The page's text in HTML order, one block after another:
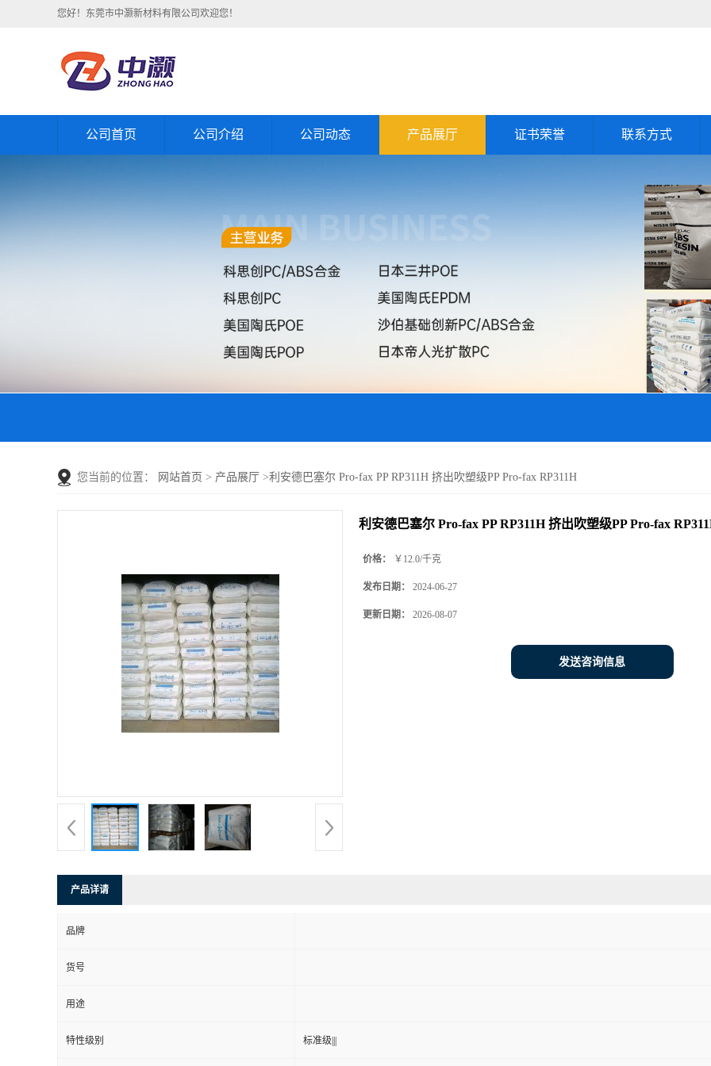
您好！东莞市中灏新材料有限公司欢迎您！
公司首页 公司介绍 公司动态 产品展厅 证书荣誉 联系方式
您当前的位置： 网站首页 > 产品展厅 >利安德巴塞尔 Pro-fax PP RP311H 挤出吹塑级PP Pro-fax RP311H
利安德巴塞尔 Pro-fax PP RP311H 挤出吹塑级PP Pro-fax
价格： ￥12.0/千克
发布日期： 2024-06-27
更新日期： 2026-08-07
发送咨询信息
产品详请
品牌
货号
用途
特性级别 标准级|||